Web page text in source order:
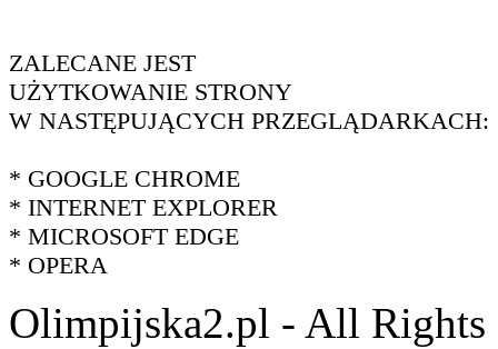
ZALECANE JEST
UŻYTKOWANIE STRONY
W NASTĘPUJĄCYCH PRZEGLĄDARKACH:
* GOOGLE CHROME
* INTERNET EXPLORER
* MICROSOFT EDGE
* OPERA
Olimpijska2.pl - All Rights